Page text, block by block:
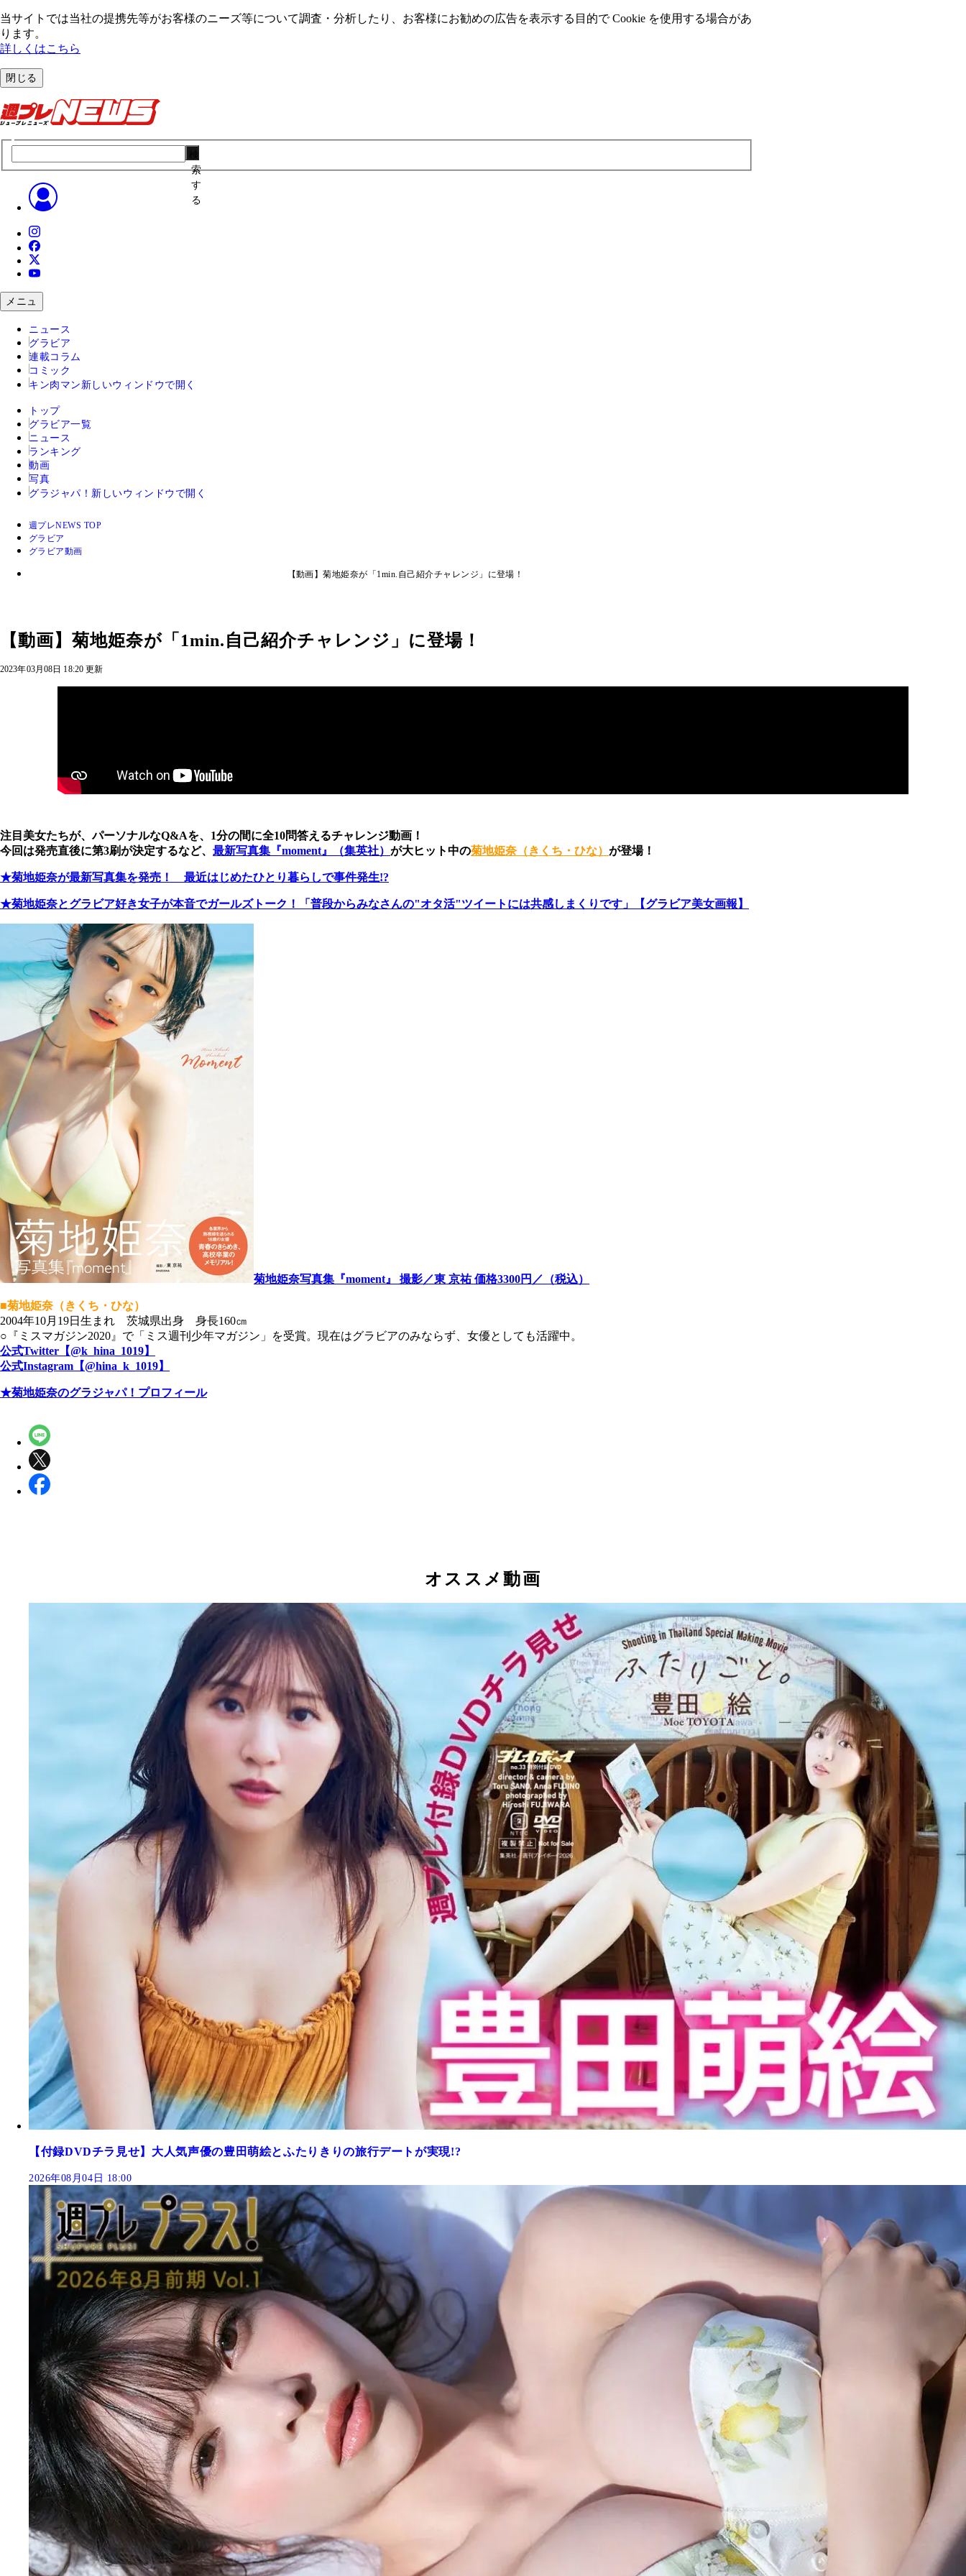
当サイトでは当社の提携先等がお客様のニーズ等について調査・分析したり、お客様にお勧めの広告を表⽰する⽬的で Cookie を使⽤する場合があ
ります。
詳しくはこちら
閉じる
索
す
る
メニュ
ニュース
グラビア
連載コラム
コミック
キン肉マン 新しいウィンドウで開く
トップ
グラビア一覧
ニュース
ランキング
動画
写真
グラジャパ！ 新しいウィンドウで開く
週プレNEWS TOP
グラビア
グラビア動画
【動画】菊地姫奈が「1min.自己紹介チャレンジ」に登場！
【動画】菊地姫奈が「1min.自己紹介チャレンジ」に登場！
2023年03月08日 18:20 更新
注目美女たちが、パーソナルなQ&Aを、1分の間に全10問答えるチャレンジ動画！
今回は発売直後に第3刷が決定するなど、 最新写真集『moment』（集英社） が大ヒット中の菊地姫奈（きくち・ひな） が登場！
★菊地姫奈が最新写真集を発売！ 最近はじめたひとり暮らしで事件発生!?
★菊地姫奈とグラビア好き女子が本音でガールズトーク！「普段からみなさんの"オタ活"ツイートには共感しまくりです」【グラビア美女画報】
菊地姫奈写真集『moment』 撮影／東 京祐 価格3300円／（税込）
■菊地姫奈（きくち・ひな）
2004年10月19日生まれ 茨城県出身 身長160㎝
○『ミスマガジン2020』で「ミス週刊少年マガジン」を受賞。現在はグラビアのみならず、女優としても活躍中。
公式Twitter【@k_hina_1019】
公式Instagram【@hina_k_1019】
★菊地姫奈のグラジャパ！プロフィール
オススメ動画
【付録DVDチラ見せ】大人気声優の豊田萌絵とふたりきりの旅行デートが実現!?
2026年08月04日 18:00